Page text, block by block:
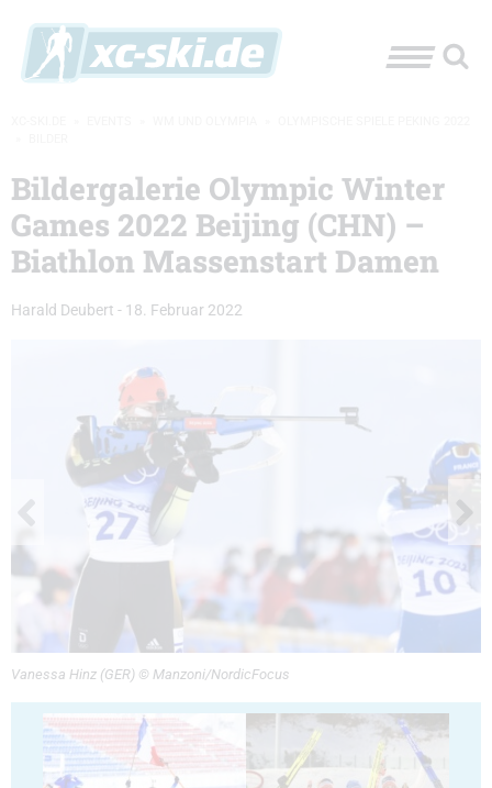
Bildergalerie Olympic Winter
Games 2022 Beijing (CHN) –
Biathlon Massenstart Damen
Harald Deubert - 18. Februar 2022
Vanessa Hinz (GER) © Manzoni/NordicFocus